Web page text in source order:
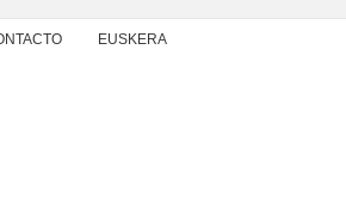
EUSKERA